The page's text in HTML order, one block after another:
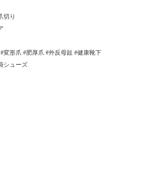
切り
変形爪 #肥厚爪 #外反母趾 #健康靴下
シューズ